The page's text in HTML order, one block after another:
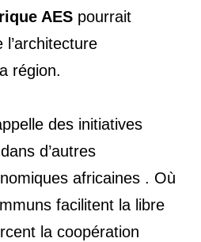
AES pourrait
région.
des initiatives
d’autres
africaines . Où
facilitent la libre
la coopération